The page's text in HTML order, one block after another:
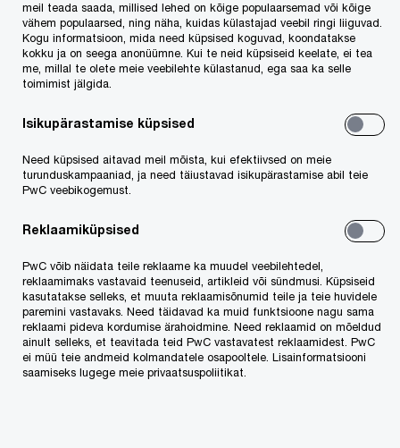
advokaadibürool pakkuda oma klientidele Eesti
õigusmaastikul rariteetset piiriülest õigusteenust
kui ka ligipääsu rahvusvahelisele kontaktide
võrgustikule.
pakkuda enda klientidele kompleksteenust
kõikides äri toetavates valdkondades alates
igapäevasest raamatupidamisest ning lõpetades
rahvusvahelistes ümberkujundamistes ja
tehingutes.
Advokaadibüroo vandeadvokaat Karen Root on
ulatusliku kogemusega äriõiguse ning tehingute
meil teada saada, millised lehed on kõige populaarsemad või kõige
vähem populaarsed, ning näha, kuidas külastajad veebil ringi liiguvad.
Kogu informatsioon, mida need küpsised koguvad, koondatakse
kokku ja on seega anonüümne. Kui te neid küpsiseid keelate, ei tea
me, millal te olete meie veebilehte külastanud, ega saa ka selle
toimimist jälgida.
Isikupärastamise küpsised
Need küpsised aitavad meil mõista, kui efektiivsed on meie
turunduskampaaniad, ja need täiustavad isikupärastamise abil teie
PwC veebikogemust.
Reklaamiküpsised
PwC võib näidata teile reklaame ka muudel veebilehtedel,
reklaamimaks vastavaid teenuseid, artikleid või sündmusi. Küpsiseid
kasutatakse selleks, et muuta reklaamisõnumid teile ja teie huvidele
paremini vastavaks. Need täidavad ka muid funktsioone nagu sama
reklaami pideva kordumise ärahoidmine. Need reklaamid on mõeldud
ainult selleks, et teavitada teid PwC vastavatest reklaamidest. PwC
ei müü teie andmeid kolmandatele osapooltele. Lisainformatsiooni
saamiseks lugege meie privaatsuspoliitikat.